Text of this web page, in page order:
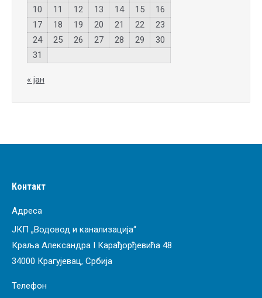
10
11 12 13 14 15
16
17
18 19 20 21 22
23
24
25 26 27 28 29
30
31
« јан
Контакт
Адреса
ЈКП „Водовод и канализација“
Краља Александра I Карађорђевића 48
34000 Крагујевац, Србија
Телефон